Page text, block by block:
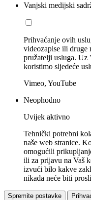
Vanjski medijski
Prihvaćanje ovih
videozapise ili druge
pružatelji usluga. Uz
koristimo sljedeće
Vimeo, YouTube
Neophodno
Uvijek aktivno
Tehnički potrebni
naše web stranice.
omogućili
ili za prijavu na Vaš
izvući bilo kakve
nikada neće biti
Spremite postavke